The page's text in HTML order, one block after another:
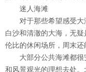
迷人海滩
对于那些希望感受大
白沙和清澈的大海，无
伦比的休闲场所，周末还
大部分公共海滩都很
和风景观光的理想去处